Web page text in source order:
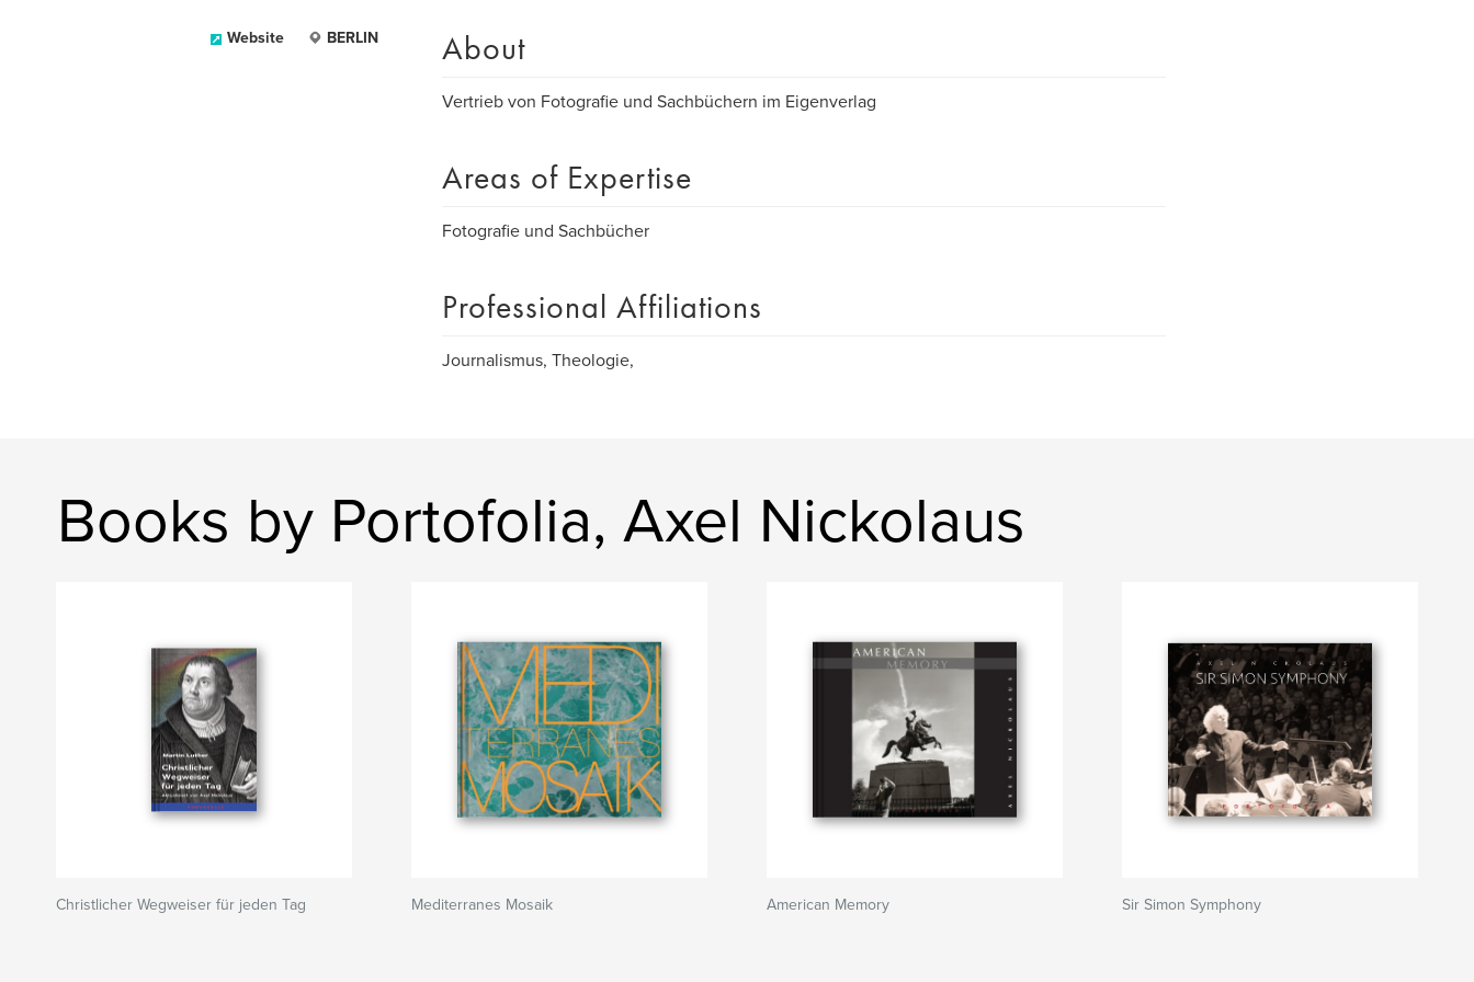
Website BERLIN About
Vertrieb von Fotografie und Sachbüchern im Eigenverlag
Areas of Expertise
Fotografie und Sachbücher
Professional Affiliations
Journalismus, Theologie,
Books by Portofolia, Axel Nickolaus
Christlicher Wegweiser für jeden Tag Mediterranes Mosaik American Memory Sir Simon Symphony